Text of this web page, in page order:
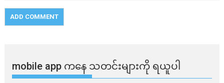
mobile app ​​ကနေ ​​သတင်းများကို ရယူပါ